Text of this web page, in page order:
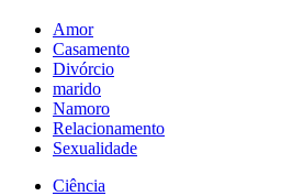
Amor
Casamento
Divórcio
marido
Namoro
Relacionamento
Sexualidade
Ciência